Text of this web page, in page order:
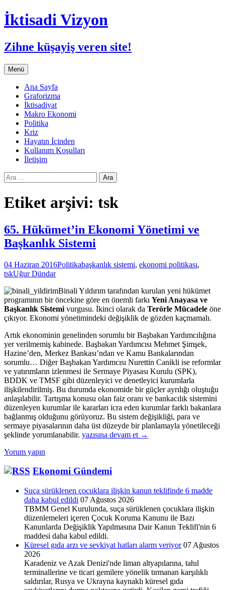
İktisadi Vizyon
Zihne küşayiş veren site!
Menü İçeriğe
atla
Ana Sayfa
Graforizma
İktisadiyat
Makro Ekonomi
Politika
Kriz
Hayatın İçinden
Kullanım Koşulları
İletişim
Arama:
Etiket arşivi: tsk
65. Hükümet’in Ekonomi Yönetimi ve
Başkanlık Sistemi
04 Haziran 2016Politikabaşkanlık sistemi, ekonomi politikası,
tskUğur Dündar
Binali Yıldırım tarafından kurulan yeni hükümet
programının bir öncekine göre en önemli farkı Yeni Anayasa ve
Başkanlık Sistemi vurgusu. İkinci olarak da Terörle Mücadele öne
çıkıyor. Ekonomi yönetimindeki değişiklik de gözden kaçmamalı.
Artık ekonominin genelinden sorumlu bir Başbakan Yardımcılığına
yer verilmemiş kabinede. Başbakan Yardımcısı Mehmet Şimşek,
Hazine’den, Merkez Bankası’ndan ve Kamu Bankalarından
sorumlu… Diğer Başbakan Yardımcısı Nurettin Canikli ise reformlar
ve yatırımların izlenmesi ile Sermaye Piyasası Kurulu (SPK),
BDDK ve TMSF gibi düzenleyici ve denetleyici kurumlarla
ilişkilendirilmiş. Bu durumda ekonomide bir güçler ayrılığı oluştuğu
anlaşılabilir. Tartışma konusu olan faiz oranı ve bankacılık sistemini
düzenleyen kurumlar ile kararları icra eden kurumlar farklı bakanlara
bağlanmış olduğunu görüyoruz. Bu sistem değişikliği, para ve
sermaye piyasalarının daha üst düzeyde bir planlamayla yönetileceği
şeklinde yorumlanabilir. 65.
ve
Sistemi
yazısına devam et →
Yorum yapın
Ekonomi Gündemi
Suça sürüklenen çocuklara ilişkin kanun teklifinde 6 madde
daha kabul edildi 07 Ağustos 2026
TBMM Genel Kurulunda, suça sürüklenen çocuklara ilişkin
düzenlemeleri içeren Çocuk Koruma Kanunu ile Bazı
Kanunlarda Değişiklik Yapılmasına Dair Kanun Teklifi'nin 6
maddesi daha kabul edildi.
Küresel gıda arzı ve sevkiyat hatları alarm veriyor 07 Ağustos
2026
Karadeniz ve Azak Denizi'nde liman altyapılarına, tahıl
terminallerine ve ticari gemilere yönelik tırmanan karşılıklı
saldırılar, Rusya ve Ukrayna kaynaklı küresel gıda